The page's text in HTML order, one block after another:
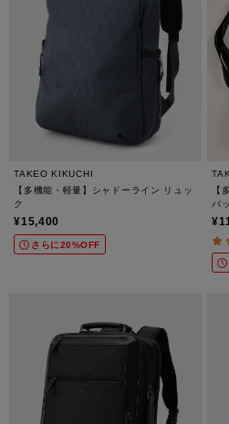
TAKEO KIKUCHI
【多機能・軽量】シャドーライン リュッ
ク
¥15,400
さらに20%OFF
【
バ